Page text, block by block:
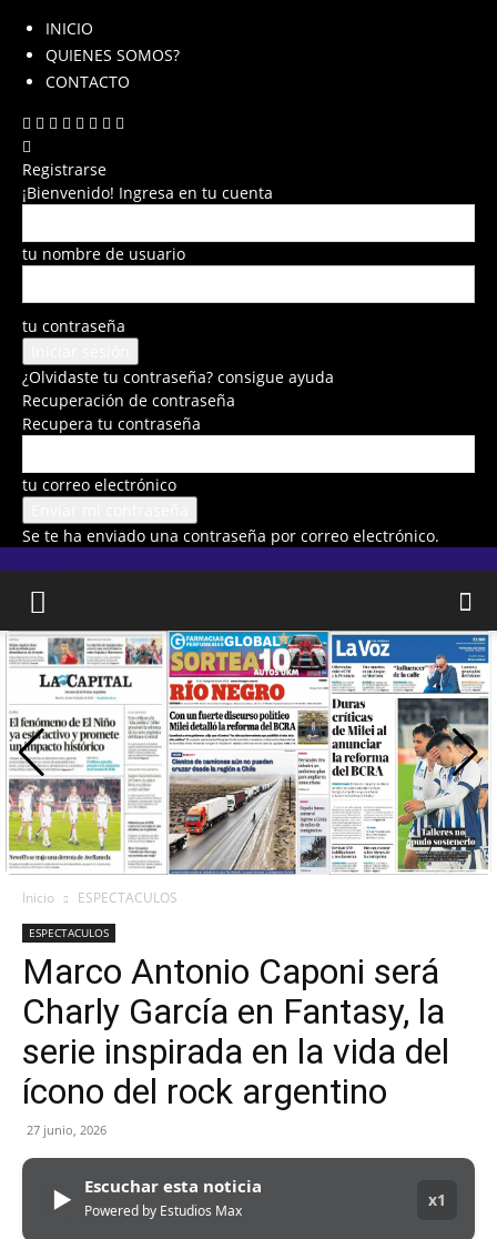
INICIO
QUIENES SOMOS?
CONTACTO
Registrarse
¡Bienvenido! Ingresa en tu cuenta
tu nombre de usuario
tu contraseña
¿Olvidaste tu contraseña? consigue ayuda
Recuperación de contraseña
Recupera tu contraseña
tu correo electrónico
Se te ha enviado una contraseña por correo electrónico.
Inicio ESPECTACULOS
ESPECTACULOS
Marco Antonio Caponi será
Charly García en Fantasy, la
serie inspirada en la vida del
ícono del rock argentino
27 junio, 2026
▶ Escuchar esta noticia
Powered by Estudios Max
x1